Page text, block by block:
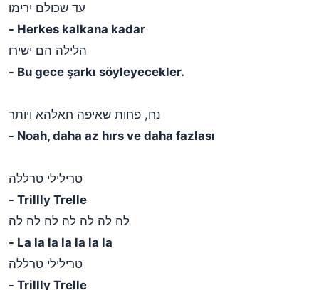
עד שכולם ירימו
- Herkes kalkana kadar
הלילה הם ישירו
- Bu gece şarkı söyleyecekler.
נח, פחות שאיפה חאלהא ויותר
- Noah, daha az hırs ve daha fazlası
טרילילי טרללה
- Trillly Trelle
לה לה לה לה לה לה לה
- La la la la la la la
טרילילי טרללה
- Trillly Trelle